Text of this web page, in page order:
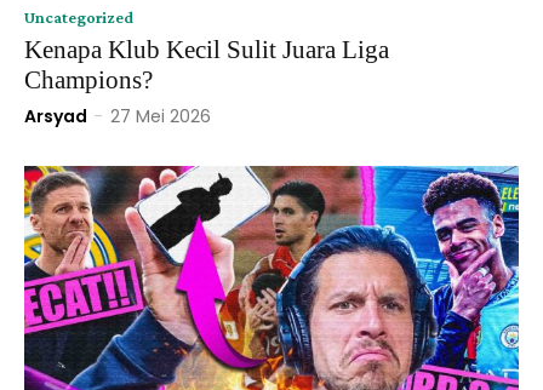
Uncategorized
Kenapa Klub Kecil Sulit Juara Liga
Champions?
Arsyad - 27 Mei 2026